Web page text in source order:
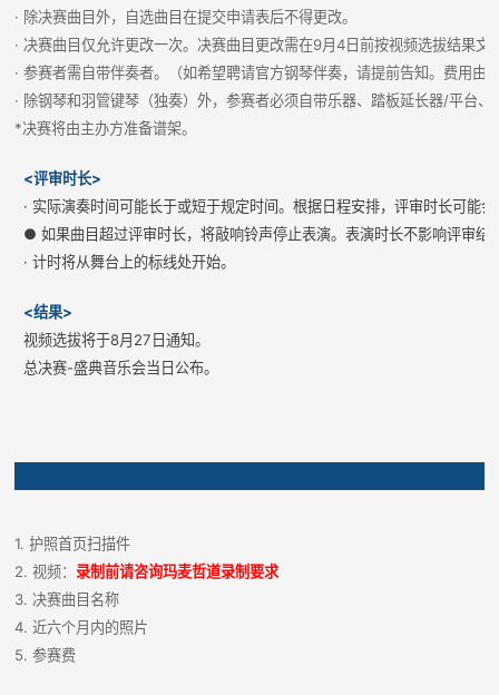
· 除决赛曲目外，自选曲目在提交申请表后不得更改。
· 决赛曲目仅允许更改一次。决赛曲目更改需在9月4日前按视频选拔结果文
· 参赛者需自带伴奏者。（如希望聘请官方钢琴伴奏，请提前告知。费用由
· 除钢琴和羽管键琴（独奏）外，参赛者必须自带乐器、踏板延长器/平台、
*决赛将由主办方准备谱架。
<评审时长>
· 实际演奏时间可能长于或短于规定时间。根据日程安排，评审时长可能
● 如果曲目超过评审时长，将敲响铃声停止表演。表演时长不影响评审结
· 计时将从舞台上的标线处开始。
<结果>
视频选拔将于8月27日通知。
总决赛-盛典音乐会当日公布。
1. 护照首页扫描件
2. 视频：录制前请咨询玛麦哲道录制要求
3. 决赛曲目名称
4. 近六个月内的照片
5. 参赛费